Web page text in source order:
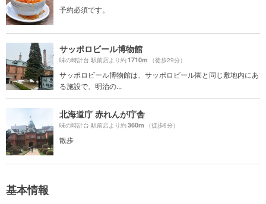
予約必須です。
サッポロビール博物館
味の時計台 駅前店より約1710m （徒歩29分）
サッポロビール博物館は、サッポロビール園と同じ敷地内にあ
る施設で、明治の...
北海道庁 赤れんが庁舎
味の時計台 駅前店より約360m （徒歩6分）
散歩
基本情報